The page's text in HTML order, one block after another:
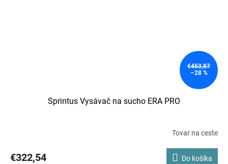
€453,87
–28 %
Sprintus Vysávač na sucho ERA PRO
Tovar na ceste
€322,54 Do košíka